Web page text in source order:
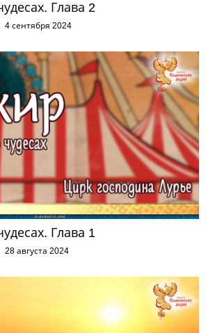
Глава 2
4 сентября 2024
Глава 1
28 августа 2024